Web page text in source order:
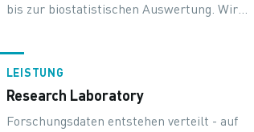
bis zur biostatistischen Auswertung. Wir
LEISTUNG
Research Laboratory
Forschungsdaten entstehen verteilt - auf